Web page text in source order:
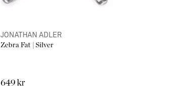
JONATHAN ADLER
Zebra Fat | Silver
649 kr